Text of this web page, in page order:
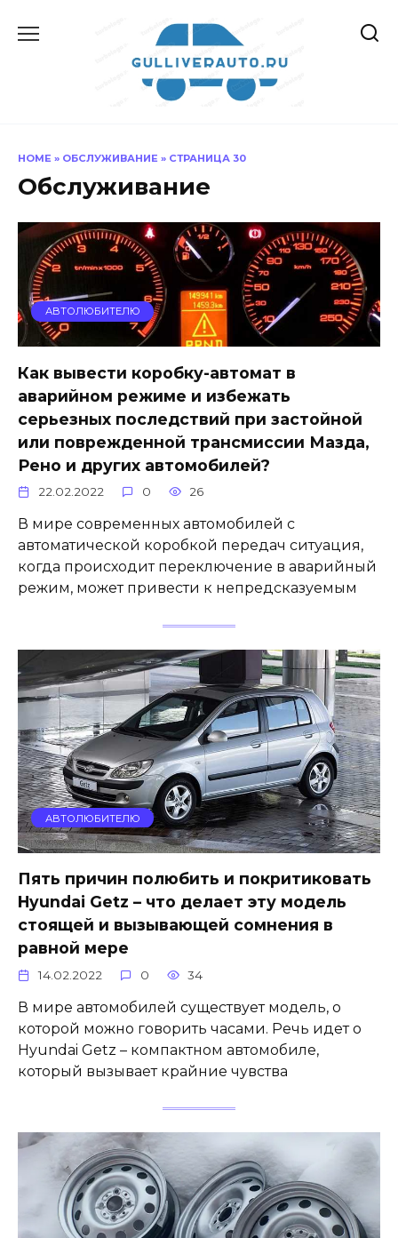
HOME » ОБСЛУЖИВАНИЕ » СТРАНИЦА 30
Обслуживание
АВТОЛЮБИТЕЛЮ
Как вывести коробку-автомат в
аварийном режиме и избежать
серьезных последствий при застойной
или поврежденной трансмиссии Мазда,
Рено и других автомобилей?
22.02.2022 0 26
В мире современных автомобилей с
автоматической коробкой передач ситуация,
когда происходит переключение в аварийный
режим, может привести к непредсказуемым
АВТОЛЮБИТЕЛЮ
Пять причин полюбить и покритиковать
Hyundai Getz – что делает эту модель
стоящей и вызывающей сомнения в
равной мере
14.02.2022 0 34
В мире автомобилей существует модель, о
которой можно говорить часами. Речь идет о
Hyundai Getz – компактном автомобиле,
который вызывает крайние чувства